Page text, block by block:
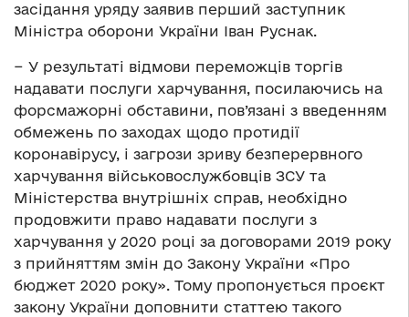
засідання уряду заявив перший заступник
Міністра оборони України Іван Руснак.
− У результаті відмови переможців торгів
надавати послуги харчування, посилаючись на
форсмажорні обставини, пов’язані з введенням
обмежень по заходах щодо протидії
коронавірусу, і загрози зриву безперервного
харчування військовослужбовців ЗСУ та
Міністерства внутрішніх справ, необхідно
продовжити право надавати послуги з
харчування у 2020 році за договорами 2019 року
з прийняттям змін до Закону України «Про
бюджет 2020 року». Тому пропонується проєкт
закону України доповнити статтею такого